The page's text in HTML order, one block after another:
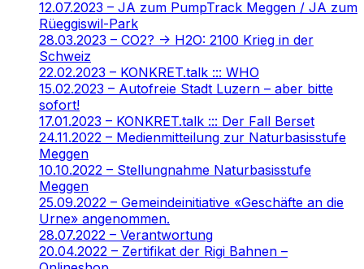
12.07.2023 – JA zum PumpTrack Meggen / JA zum
Rüeggiswil-Park
28.03.2023 – CO2? -> H2O: 2100 Krieg in der
Schweiz
22.02.2023 – KONKRET.talk ::: WHO
15.02.2023 – Autofreie Stadt Luzern – aber bitte
sofort!
17.01.2023 – KONKRET.talk ::: Der Fall Berset
24.11.2022 – Medienmitteilung zur Naturbasisstufe
Meggen
10.10.2022 – Stellungnahme Naturbasisstufe
Meggen
25.09.2022 – Gemeindeinitiative «Geschäfte an die
Urne» angenommen.
28.07.2022 – Verantwortung
20.04.2022 – Zertifikat der Rigi Bahnen –